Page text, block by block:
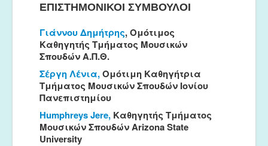
ΕΠΙΣΤΗΜΟΝΙΚΟΙ ΣΥΜΒΟΥΛΟΙ
Γιάννου Δημήτρης, Ομότιμος
Καθηγητής Τμήματος Μουσικών
Σπουδών Α.Π.Θ.
Σέργη Λένια,Ομότιμη Καθηγήτρια
Τμήματος Μουσικών Σπουδών Ιονίου
Πανεπιστημίου
Humphreys Jere, Καθηγητής Τμήματος
Μουσικών Σπουδών Arizona State
University